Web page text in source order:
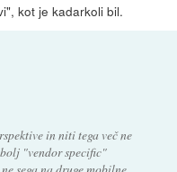
kot je kadarkoli bil.
in niti tega več ne
"vendor specific"